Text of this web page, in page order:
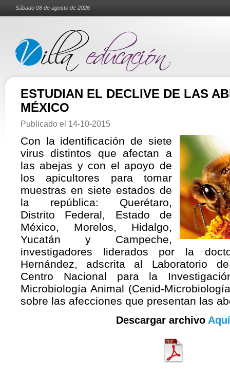
Sábado 08 de agosto de 2026
ESTUDIAN EL DECLIVE DE LAS
MÉXICO
Publicado el 14-10-2015
Con la identificación de siete
virus distintos que afectan a
las abejas y con el apoyo de
los apicultores para tomar
muestras en siete estados de
la república: Querétaro,
Distrito Federal, Estado de
México, Morelos, Hidalgo,
Yucatán y Campeche,
investigadores liderados por la
Hernández, adscrita al Laboratorio
Centro Nacional para la
Microbiología Animal (Cenid-
sobre las afecciones que presentan las
Descargar archivo Aquí